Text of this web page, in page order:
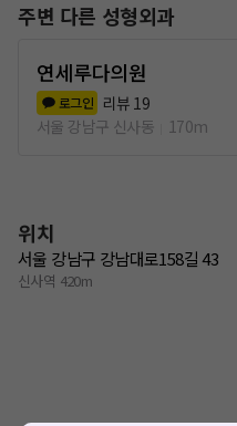
주변 다른 성형외과
연세루다의원
로그인 리뷰 19
서울 강남구 신사동
170m
위치
서울 강남구 강남대로158길 43
신사역 420m